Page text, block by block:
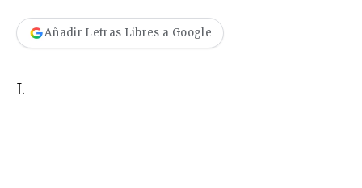
Añadir Letras Libres a Google
I.